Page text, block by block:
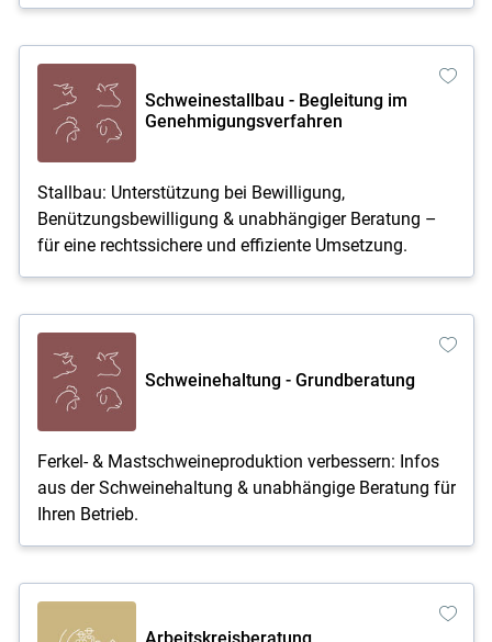
Schweinestallbau - Begleitung im
Genehmigungsverfahren
Stallbau: Unterstützung bei Bewilligung,
Benützungsbewilligung & unabhängiger Beratung –
für eine rechtssichere und effiziente Umsetzung.
Schweinehaltung - Grundberatung
Ferkel- & Mastschweineproduktion verbessern: Infos
aus der Schweinehaltung & unabhängige Beratung für
Ihren Betrieb.